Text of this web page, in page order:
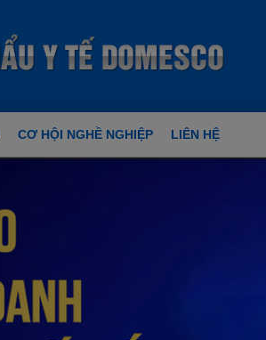
CƠ HỘI NGHỀ NGHIỆP LIÊN HỆ